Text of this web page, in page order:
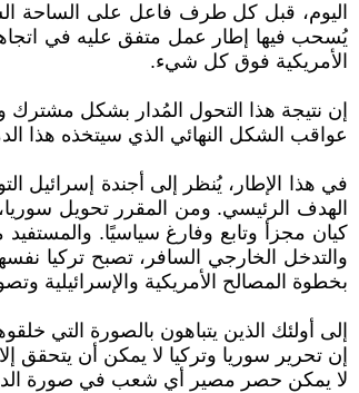
اليوم، قبل كل طرف فاعل على الساحة
يُسحب فيها إطار عمل متفق عليه في
الأمريكية فوق كل شيء.
إن نتيجة هذا التحول المُدار بشكل
عواقب الشكل النهائي الذي سيتخذه هذا
في هذا الإطار، يُنظر إلى أجندة إسرائيل
الهدف الرئيسي. ومن المقرر تحويل
كيان مجزأ وتابع وفارغ سياسيًا.
والتدخل الخارجي السافر، تصبح تركيا
بخطوة المصالح الأمريكية والإسرائيلية
إلى أولئك الذين يتباهون بالصورة التي
إن تحرير سوريا وتركيا لا يمكن أن
لا يمكن حصر مصير أي شعب في صورة